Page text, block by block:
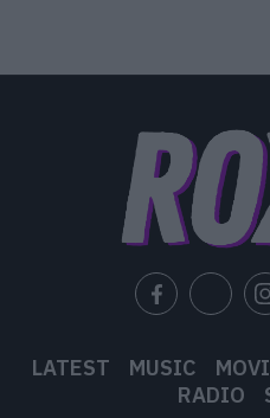
LATEST MUSIC
RADIO